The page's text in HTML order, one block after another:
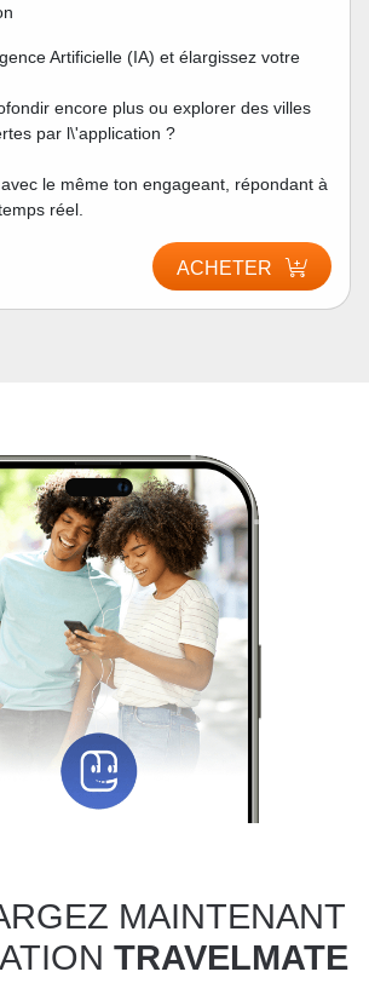
Artificielle (IA) et élargissez votre
encore plus ou explorer des villes
par l\'application ?
le même ton engageant, répondant à
réel.
ACHETER
MAINTENANT
TRAVELMATE